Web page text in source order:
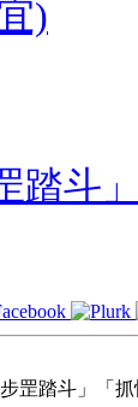
)
踏斗
罡踏斗」「抓